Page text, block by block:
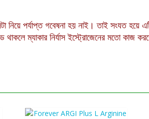
নিয়ে পর্যাপ্ত গবেষনা হয় নাই। তাই সংযত হয়ে
থাকলে ম্যাকার নির্যাস ইস্ট্রোজেনের মতো